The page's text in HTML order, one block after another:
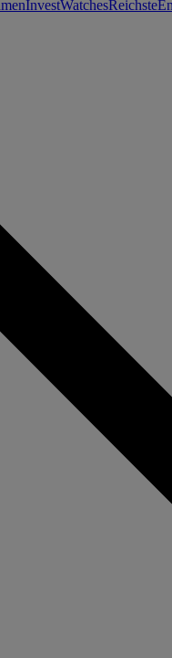
InvestWatchesReichste